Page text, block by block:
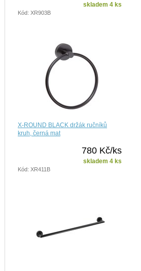
skladem 4 ks
Kód: XR903B
X-ROUND BLACK držák ručníků
kruh, černá mat
780 Kč/ks
skladem 4 ks
Kód: XR411B